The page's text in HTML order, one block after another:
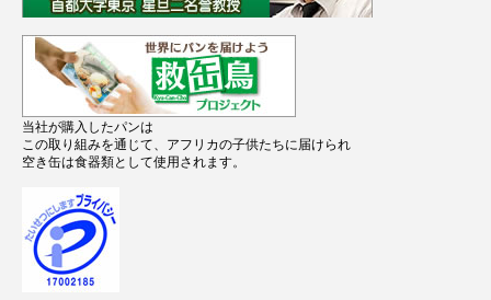
当社が購入したパンは
この取り組みを通じて、アフリカの子供たちに届けられ
空き缶は食器類として使用されます。